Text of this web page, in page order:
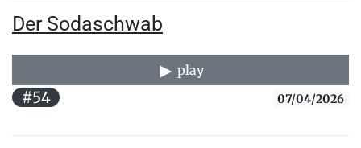
Der Sodaschwab
play
#54 07/04/2026